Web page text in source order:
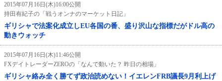
2015年07月16日(木)16:00公開
持田有紀子の「戦うオンナのマーケット日記」
ギリシャで法案化成立しEU各国の番、盛り沢山な指標だがドル高の
動きウォッチ
2015年07月16日(木)11:46公開
FXデイトレーダーZEROの「なんで動いた？ 昨日の相場」
ギリシャ絡み全く勝てず政治読めない！イエレンFRB議長9月利上げ